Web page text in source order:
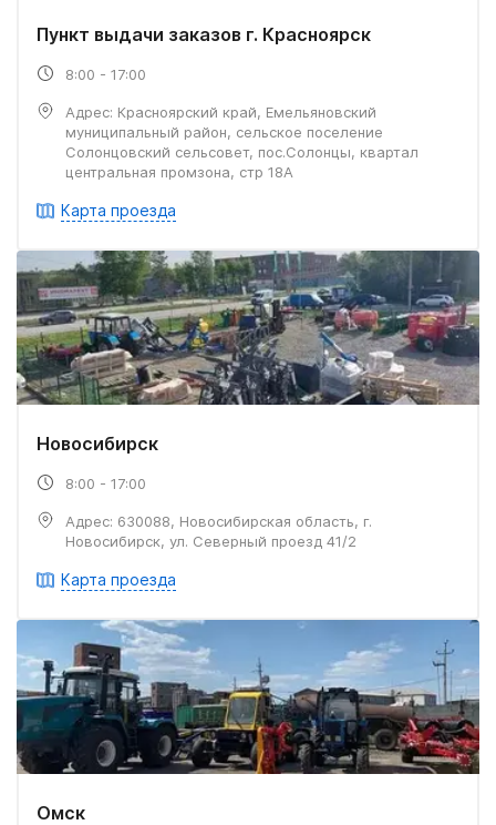
Пункт выдачи заказов г. Красноярск
8:00 - 17:00
Адрес: Красноярский край, Емельяновский
муниципальный район, сельское поселение
Солонцовский сельсовет, пос.Солонцы, квартал
центральная промзона, стр 18А
Карта проезда
Новосибирск
8:00 - 17:00
Адрес: 630088, Новосибирская область, г.
Новосибирск, ул. Северный проезд 41/2
Карта проезда
Омск